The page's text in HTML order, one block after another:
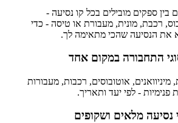
בין ספקים מובילים בכל קו נסיעה -
רכבת, מונית, מעבורת או טיסה - כדי
את הנסיעה שהכי מתאימה לך.
התחבורה במקום אחד
מיניוואנים, אוטובוסים, רכבות, מעבורות
פנימיות - לפי יעד ותאריך.
נסיעה מלאים ושקופים